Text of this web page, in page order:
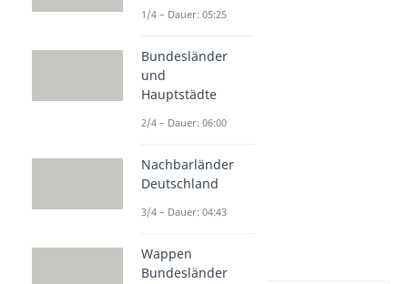
Stadtmusikanten
Dresden
1/4 – Dauer: 05:25
Bundesländer
und
Hauptstädte
2/4 – Dauer: 06:00
Nachbarländer
Deutschland
3/4 – Dauer: 04:43
Wappen
Bundesländer